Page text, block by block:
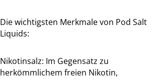
Die wichtigsten Merkmale von Pod Salt
Liquids:
Nikotinsalz: Im Gegensatz zu
herkömmlichem freien Nikotin,